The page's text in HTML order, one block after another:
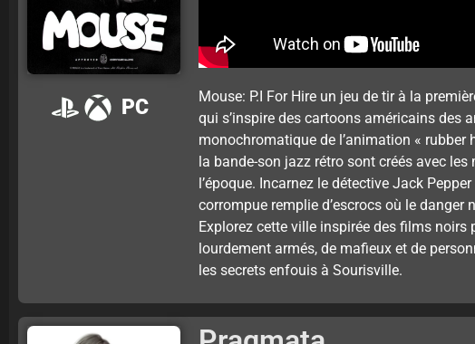
PC
Mouse: P.I For Hire un jeu de tir à la
qui s’inspire des cartoons américains des
monochromatique de l’animation « rubber
la bande-son jazz rétro sont créés avec les
l’époque. Incarnez le détective Jack
corrompue remplie d’escrocs où le danger
Explorez cette ville inspirée des films noirs
lourdement armés, de mafieux et de
les secrets enfouis à Sourisville.